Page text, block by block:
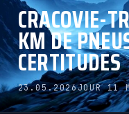
CRACOVIE-
KM DE
CERTITUDES
23.05.2026JOUR 11